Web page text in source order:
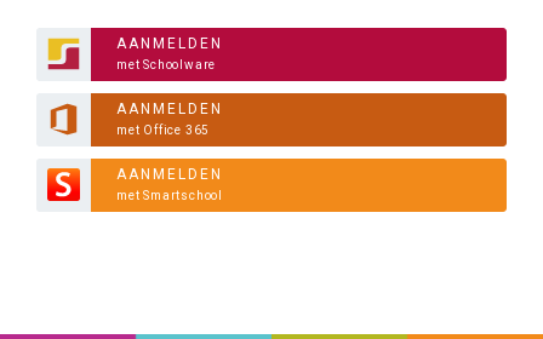
AANMELDEN
met Schoolware
AANMELDEN
met Office 365
AANMELDEN
met Smartschool